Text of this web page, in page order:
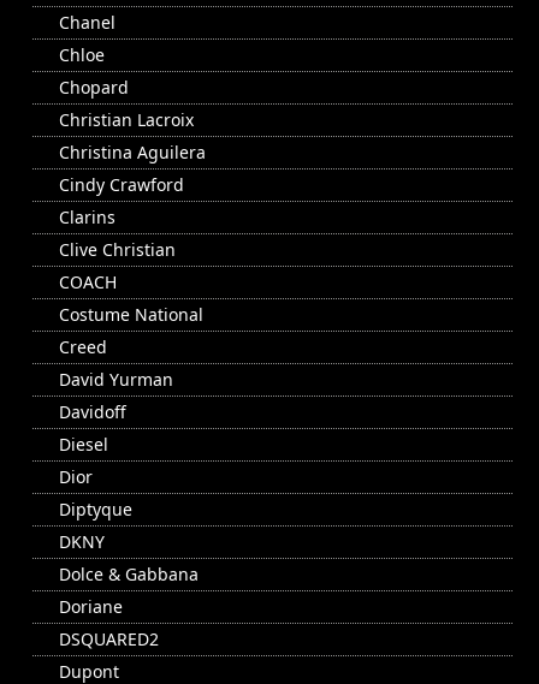
Chanel
Chloe
Chopard
Christian Lacroix
Christina Aguilera
Cindy Crawford
Clarins
Clive Christian
COACH
Costume National
Creed
David Yurman
Davidoff
Diesel
Dior
Diptyque
DKNY
Dolce & Gabbana
Doriane
DSQUARED2
Dupont